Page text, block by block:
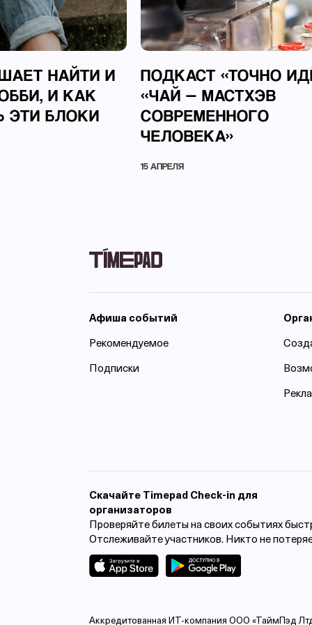
НАЙТИ И
И КАК
ЭТИ БЛОКИ
ПОДКАСТ «ТОЧНО
«ЧАЙ — МАСТХЭВ
СОВРЕМЕННОГО
ЧЕЛОВЕКА»
15 АПРЕЛЯ
Афиша событий
Рекомендуемое
Подписки
Cкачайте Timepad Check-in для
организаторов
Проверяйте билеты на своих событиях
Отслеживайте участников. Никто не
Аккредитованная ИТ-компания ООО «ТаймПэд